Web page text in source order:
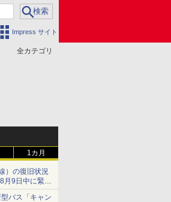
Impress サイト
全カテゴリ
1カ月
）の復旧状況
月9日中に緊急
バス「キャン